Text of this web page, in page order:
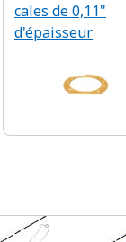
cales de 0,11"
d'épaisseur